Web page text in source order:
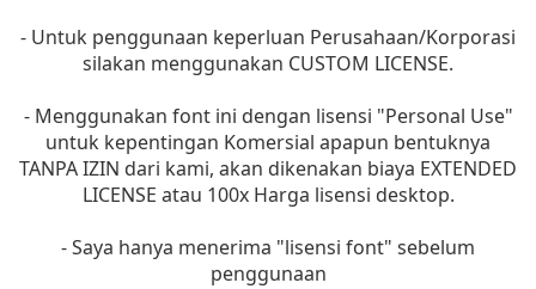
- Untuk penggunaan keperluan Perusahaan/Korporasi
silakan menggunakan CUSTOM LICENSE.
- Menggunakan font ini dengan lisensi "Personal Use"
untuk kepentingan Komersial apapun bentuknya
TANPA IZIN dari kami, akan dikenakan biaya EXTENDED
LICENSE atau 100x Harga lisensi desktop.
- Saya hanya menerima "lisensi font" sebelum
penggunaan